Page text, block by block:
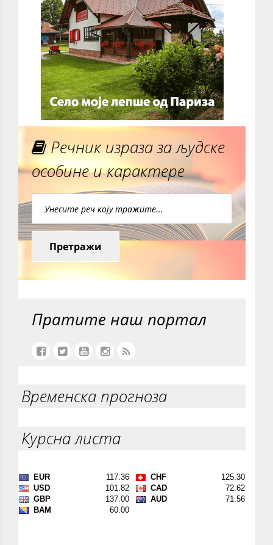
Речник израза за људске
особине и карактере
Претражи
Пратите наш портал
Временска прогноза
Курсна листа